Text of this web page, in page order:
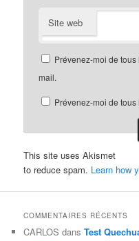
Site web
Prévenez-moi de
mail.
Prévenez-moi de
This site uses Akismet
to reduce spam. Learn how
COMMENTAIRES RÉCENTS
CARLOS dansTest